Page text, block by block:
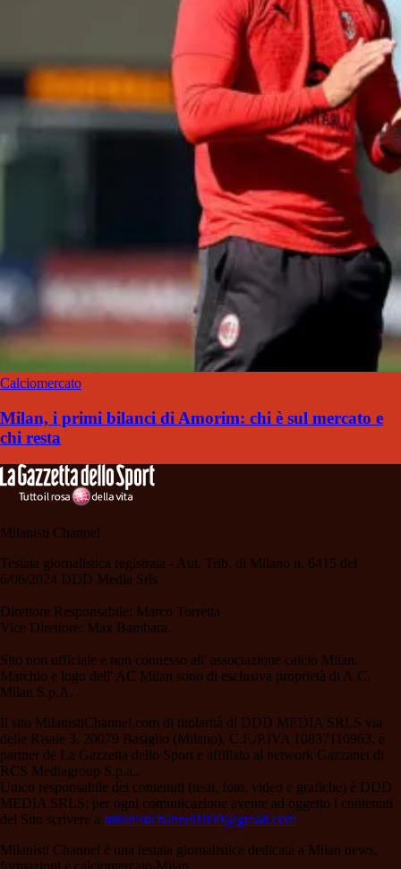
Calciomercato
Milan, i primi bilanci di Amorim: chi è sul mercato e
chi resta
Milanisti Channel
Testata giornalistica registrata - Aut. Trib. di Milano n. 6415 del
6/06/2024 DDD Media Srls
Direttore Responsabile: Marco Torretta
Vice Direttore: Max Bambara.
Sito non ufficiale e non connesso all' associazione calcio Milan.
Marchio e logo dell' AC Milan sono di esclusiva proprietà di A.C.
Milan S.p.A.
Il sito MilanistiChannel.com di titolarità di DDD MEDIA SRLS via
delle Risaie 3, 20079 Basiglio (Milano), C.F./P.IVA 10837110963, è
partner de La Gazzetta dello Sport e affiliato al network Gazzanet di
RCS Mediagroup S.p.a..
Unico responsabile dei contenuti (testi, foto, video e grafiche) è DDD
MEDIA SRLS; per ogni comunicazione avente ad oggetto i contenuti
del Sito scrivere a milanistichannel1899@gmail.com
Milanisti Channel è una testata giornalistica dedicata a Milan news,